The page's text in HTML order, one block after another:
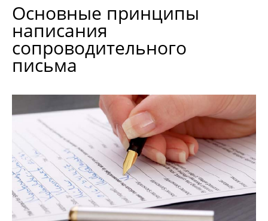
Основные принципы
написания
сопроводительного
письма